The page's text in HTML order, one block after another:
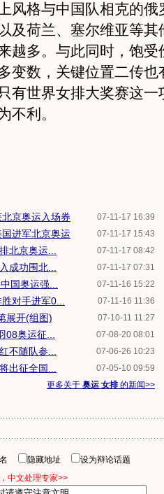
风格与中国队相克的俄
及荷兰、塞尔维亚等其
越多。与此同时，饱受
变数，关键位置二传也
有世界女排大奖赛这一
不利。
07-11-17 16:39
京奥运入场券
07-11-17 15:43
进军北京奥运
07-11-17 08:42
北京奥运...
07-11-17 07:31
成功围北...
07-11-16 15:22
国奥运强...
07-11-16 11:36
对手进军0...
07-10-11 11:27
展开(组图)
07-08-20 08:01
奥运征...
07-06-26 10:23
不随队参...
07-05-10 09:59
出征全国...
更多关于 奥运 女排 的新闻>>
名 隐藏地址
设为辩论话题
中文处理专家>>